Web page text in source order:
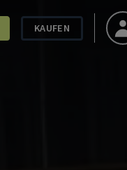
KAUFEN